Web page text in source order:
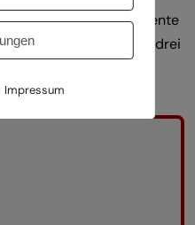
und effiziente
Höhe zu bieten. In nur drei
Impressum